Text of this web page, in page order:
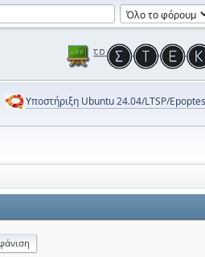
Υποστήριξη Ubuntu 24.04/LTSP/